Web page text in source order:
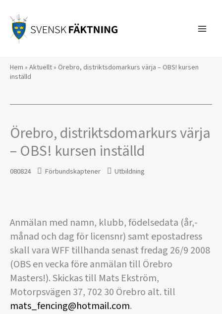
innehåll
Hem » Aktuellt» Örebro, distriktsdomarkurs värja – OBS! kursen
inställd
Örebro, distriktsdomarkurs värja
– OBS! kursen inställd
080824 Förbundskaptener Utbildning
Anmälan med namn, klubb, födelsedata (år,-
månad och dag för licensnr) samt epostadress
skall vara WFF tillhanda senast fredag 26/9 2008
(OBS en vecka före anmälan till Örebro
Masters!). Skickas till Mats Ekström,
Motorpsvägen 37, 702 30 Örebro alt. till
mats_fencing@hotmail.com.